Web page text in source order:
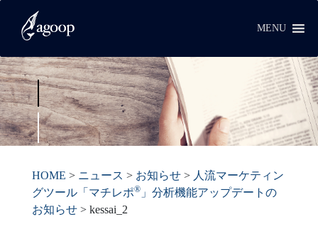
MENU
HOME > ニュース > お知らせ> 人流マーケティン
グツール「マチレポ®︎」分析機能アップデートの
お知らせ> kessai_2